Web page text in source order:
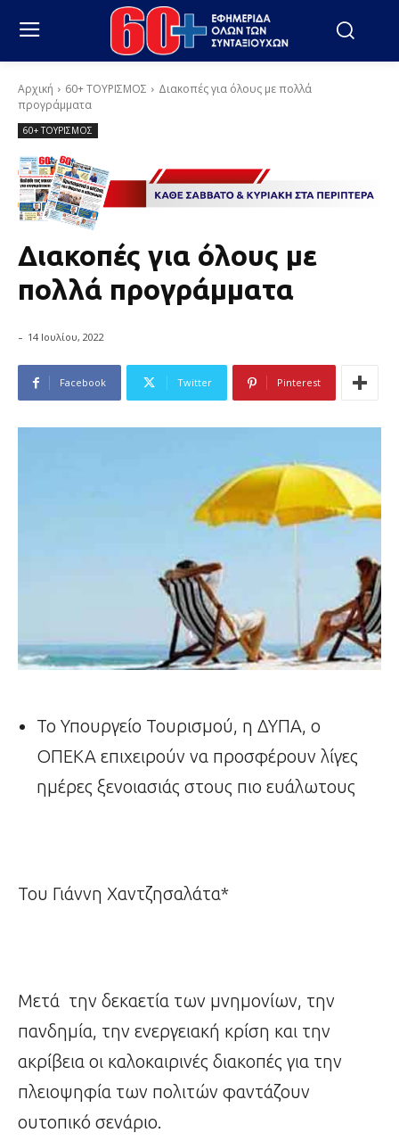
Αρχική 60+ ΤΟΥΡΙΣΜΟΣ
Διακοπές για όλους με πολλά
προγράμματα
60+ ΤΟΥΡΙΣΜΟΣ
Διακοπές για όλους με
πολλά προγράμματα
- 14 Ιουλίου, 2022
Facebook Twitter Pinterest
Το Υπουργείο Τουρισμού, η ΔΥΠΑ, ο
ΟΠΕΚΑ επιχειρούν να προσφέρουν λίγες
ημέρες ξενοιασιάς στους πιο ευάλωτους
Του Γιάννη Χαντζησαλάτα*
Μετά την δεκαετία των μνημονίων, την
πανδημία, την ενεργειακή κρίση και την
ακρίβεια οι καλοκαιρινές διακοπές για την
πλειοψηφία των πολιτών φαντάζουν
ουτοπικό σενάριο.